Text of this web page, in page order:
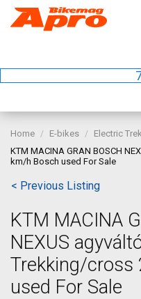
Home E-bikes
Electric
KTM MACINA GRAN BOSCH
km/h Bosch used For Sale
< Previous Listing
KTM MACINA
NEXUS
Trekking/cross
used For Sale